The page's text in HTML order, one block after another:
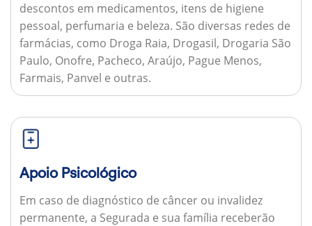
descontos em medicamentos, itens de higiene
pessoal, perfumaria e beleza. São diversas redes de
farmácias, como Droga Raia, Drogasil, Drogaria São
Paulo, Onofre, Pacheco, Araújo, Pague Menos,
Farmais, Panvel e outras.
Apoio Psicológico
Em caso de diagnóstico de câncer ou invalidez
permanente, a Segurada e sua família receberão